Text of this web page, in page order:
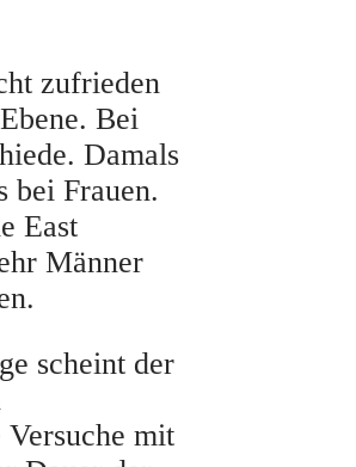
zufrieden
Bei
Damals
bei Frauen.
East
Männer
scheint der
mit